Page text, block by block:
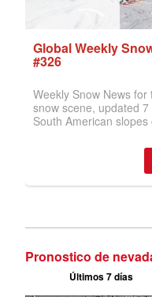
Pronostico de
Últimos 7 días